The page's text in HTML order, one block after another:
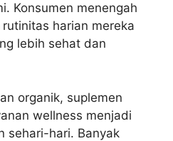
Konsumen menengah
harian mereka
lebih sehat dan
organik, suplemen
wellness menjadi
sehari-hari. Banyak